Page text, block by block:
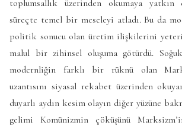
toplumsallık üzerinden okumaya
süreçte temel bir meseleyi atladı. Bu da
politik sonucu olan üretim ilişkilerini
malul bir zihinsel oluşuma götürdü.
modernliğin farklı bir rüknü olan
uzantısını siyasal rekabet üzerinden
duyarlı aydın kesim olayın diğer yüzüne
gelimi Komünizmin çöküşünü